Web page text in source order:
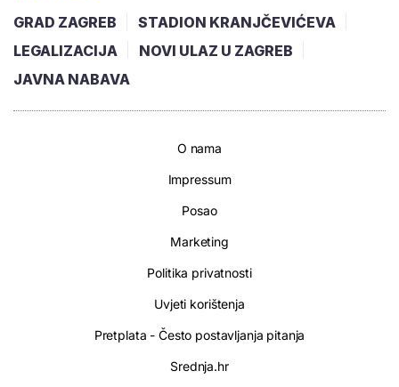
GRAD ZAGREB
STADION KRANJČEVIĆEVA
LEGALIZACIJA
NOVI ULAZ U ZAGREB
JAVNA NABAVA
O nama
Impressum
Posao
Marketing
Politika privatnosti
Uvjeti korištenja
Pretplata - Često postavljanja pitanja
Srednja.hr